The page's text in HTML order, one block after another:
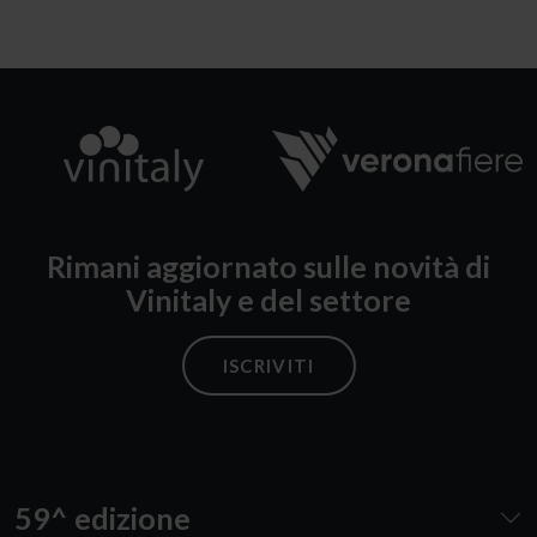
Rimani aggiornato sulle novità di
Vinitaly e del settore
ISCRIVITI
59^ edizione